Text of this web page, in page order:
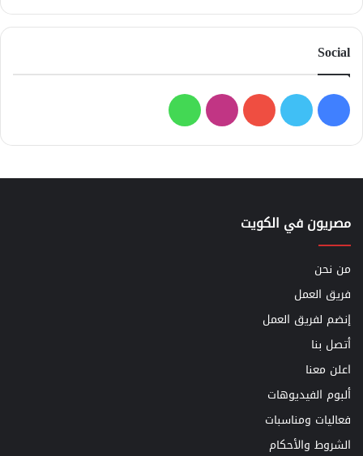
Social
فيسبوك
تويتر يوتيوبانستقرامواتساب
مصريون في الكويت
من نحن
فريق العمل
إنضم لفريق العمل
أتصل بنا
اعلن معنا
ألبوم الفيديوهات
فعاليات ومناسبات
الشروط والأحكام